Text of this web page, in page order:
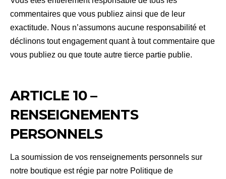
commentaires que vous publiez ainsi que de leur
exactitude. Nous n’assumons aucune responsabilité et
déclinons tout engagement quant à tout commentaire que
vous publiez ou que toute autre tierce partie publie.
ARTICLE 10 –
RENSEIGNEMENTS
PERSONNELS
La soumission de vos renseignements personnels sur
notre boutique est régie par notre Politique de